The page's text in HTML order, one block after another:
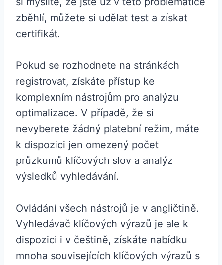
zběhlí, můžete si udělat test a získat
certifikát.
Pokud se rozhodnete na stránkách
registrovat, získáte přístup ke
komplexním nástrojům pro analýzu
optimalizace. V případě, že si
nevyberete žádný platební režim, máte
k dispozici jen omezený počet
průzkumů klíčových slov a analýz
výsledků vyhledávání.
Ovládání všech nástrojů je v angličtině.
Vyhledávač klíčových výrazů je ale k
dispozici i v češtině, získáte nabídku
mnoha souvisejících klíčových výrazů s